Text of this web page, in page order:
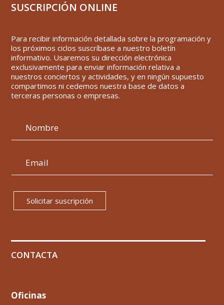
SUSCRIPCIÓN ONLINE
Para recibir información detallada sobre la programación y
los próximos ciclos suscríbase a nuestro boletín
informativo. Usaremos su dirección electrónica
exclusivamente para enviar información relativa a
nuestros conciertos y actividades, y en ningún supuesto
compartimos ni cedemos nuestra base de datos a
terceras personas o empresas.
Solicitar suscripción
CONTACTA
Oficinas